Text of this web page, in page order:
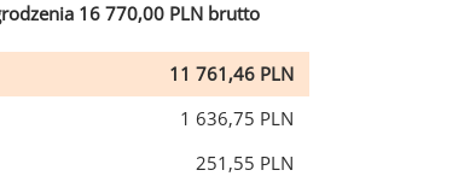
16 770,00 PLN brutto
11 761,46 PLN
1 636,75 PLN
251,55 PLN